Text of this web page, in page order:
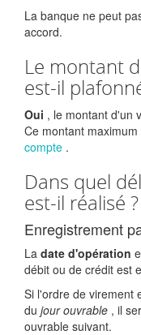
La banque ne peut
accord.
Le montant
est-il
Oui , le montant d'un
Ce montant
compte .
Dans quel
est-il réalisé ?
Enregistrement
La date d'opération
débit ou de crédit est
Si l'ordre de virement
du jour ouvrable , il
ouvrable suivant.